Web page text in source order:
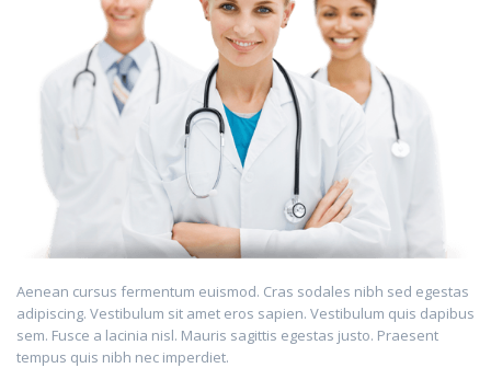
Aenean cursus fermentum euismod. Cras sodales nibh sed egestas
adipiscing. Vestibulum sit amet eros sapien. Vestibulum quis dapibus
sem. Fusce a lacinia nisl. Mauris sagittis egestas justo. Praesent
tempus quis nibh nec imperdiet.